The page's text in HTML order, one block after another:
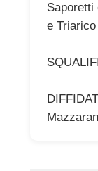
Saporetti
e Triarico